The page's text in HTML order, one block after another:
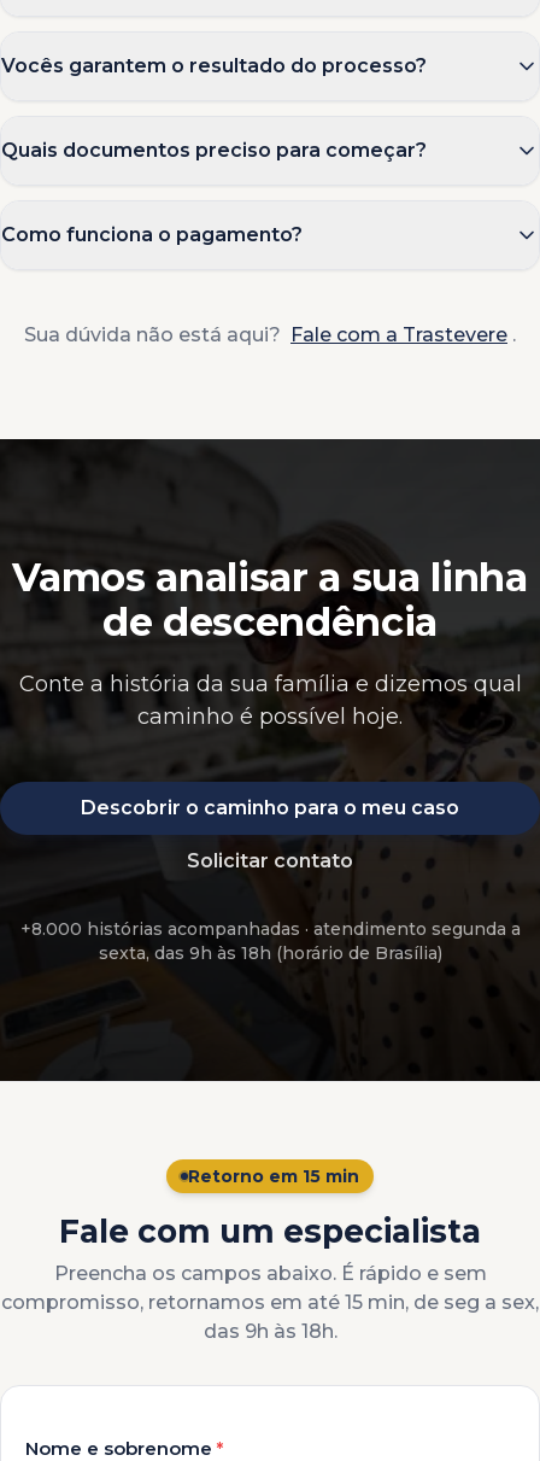
Vocês garantem o resultado do processo?
Quais documentos preciso para começar?
Como funciona o pagamento?
Sua dúvida não está aqui? Fale com a Trastevere .
Vamos analisar a sua linha
de descendência
Conte a história da sua família e dizemos qual
caminho é possível hoje.
Descobrir o caminho para o meu caso
Solicitar contato
+8.000 histórias acompanhadas · atendimento segunda a
sexta, das 9h às 18h (horário de Brasília)
Retorno em 15 min
Fale com um especialista
Preencha os campos abaixo. É rápido e sem
compromisso, retornamos em até 15 min, de seg a sex,
das 9h às 18h.
Nome e sobrenome *